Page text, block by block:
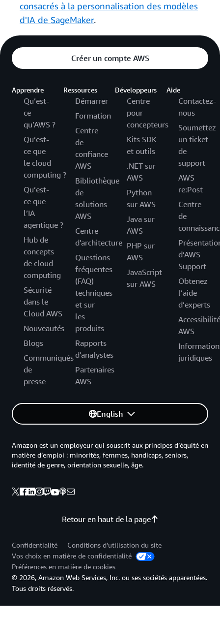
consacrés à la personnalisation des modèles
d'IA de SageMaker.
Créer un compte AWS
Apprendre
Qu’est-
ce
qu’AWS ?
Qu’est-
ce que
le cloud
computing ?
Qu’est-
ce que
l’IA
agentique ?
Hub de
concepts
de cloud
computing
Sécurité
dans le
Cloud AWS
Nouveautés
Blogs
Communiqués
de
presse
Ressources
Démarrer
Formation
Centre
de
confiance
AWS
Bibliothèque
de
solutions
AWS
Centre
d'architecture
Questions
fréquentes
(FAQ)
techniques
et sur
les
produits
Rapports
d'analystes
Partenaires
AWS
Développeurs
Centre
pour
concepteurs
Kits SDK
et outils
.NET sur
AWS
Python
sur AWS
Java sur
AWS
PHP sur
AWS
JavaScript
sur AWS
Aide
Contactez-
nous
Soumettez
un ticket
de
support
AWS
re:Post
Centre
de
d’AWS
Support
Obtenez
l’aide
d’experts
Accessibilité
AWS
juridiques
English
Retour en haut de la page
Amazon est un employeur qui souscrit aux principes d’équité en
matière d’emploi : minorités, femmes, handicaps, seniors,
identité de genre, orientation sexuelle, âge.
Confidentialité
Conditions d’utilisation du site
Vos choix en matière de confidentialité
Préférences en matière de cookies
© 2026, Amazon Web Services, Inc. ou ses sociétés apparentées.
Tous droits réservés.